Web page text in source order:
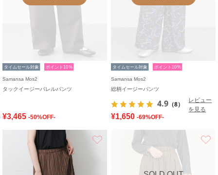
タイムセール対象 ポイント10%
Samansa Mos2
タックイージーバレルパンツ
¥3,465 -50%OFF-
タイムセール対象 ポイント10%
Samansa Mos2
総柄イージーパンツ
4.9 （8）
レビュー
を見る
¥1,650 -69%OFF-
お気に入り